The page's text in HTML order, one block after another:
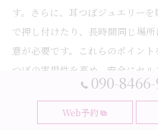
す。さらに、耳つぼジュエリー
で押し付けたり、長時間同じ場所
意が必要です。これらのポイント
つぼの実用性を高め、安全にセ
耳つぼシール使用時に避
090-
Web予約